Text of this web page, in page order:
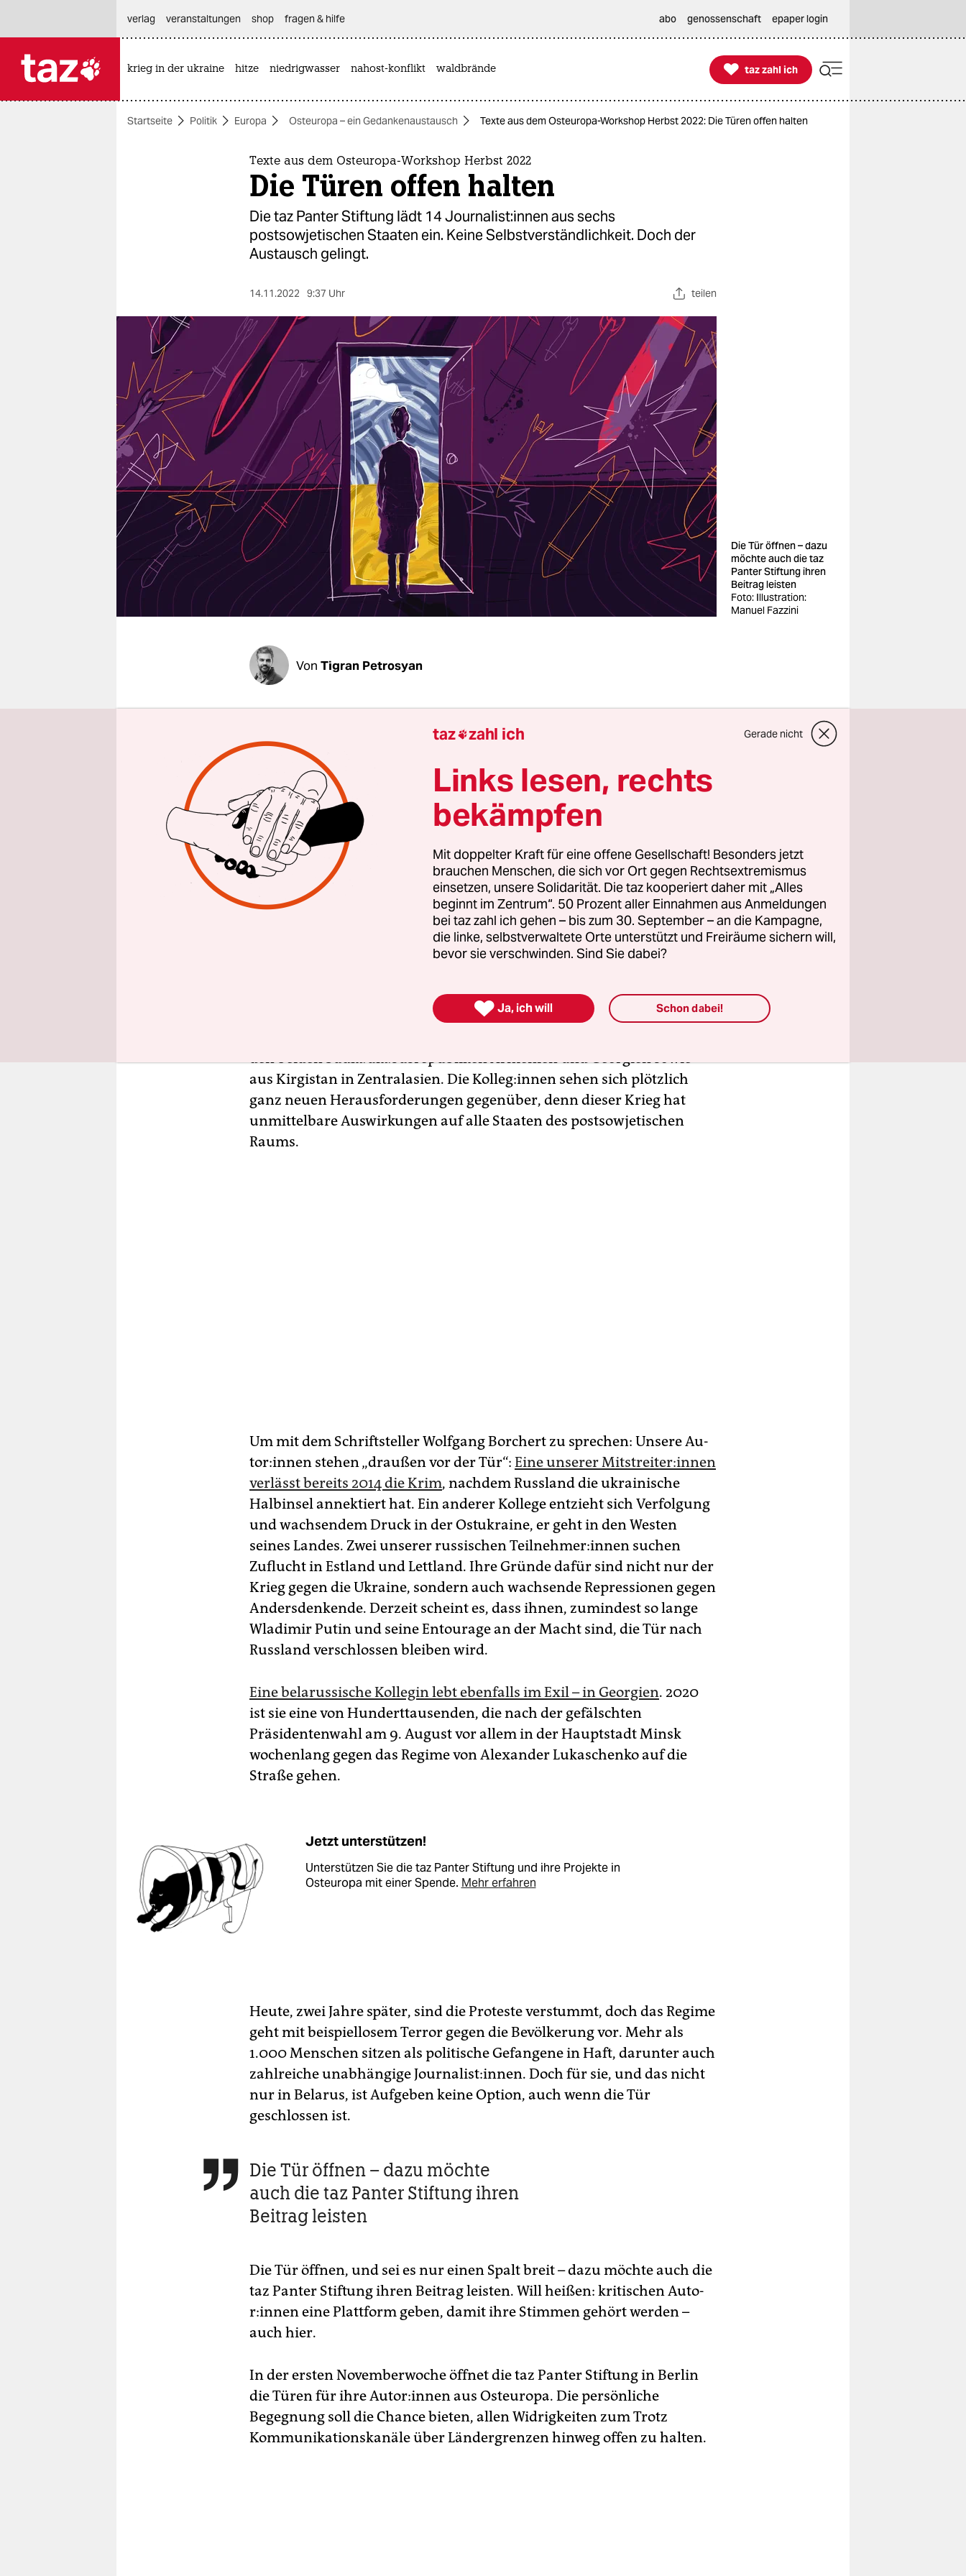
themen
berlin
nord
wahrheit
verlag
verlag
veranstaltungen
shop
fragen & hilfe
unterstützen
abo
genossenschaft
verlag
veranstaltungen shop fragen & hilfe abo genossenschaft epaper login
krieg in der ukraine hitze niedrigwasser nahost-konflikt waldbrände 
taz zahl ich
taz zahl ich
Startseite Politik Europa Osteuropa – ein Gedankenaustausch Texte aus dem Osteuropa-Workshop Herbst 2022: Die Türen offen halten
Texte aus dem Osteuropa-Workshop Herbst 2022
Die Türen offen halten
Die taz Panter Stiftung lädt 14 Jour­na­lis­t:in­nen aus sechs
postsowjetischen Staaten ein. Keine Selbstverständlichkeit. Doch der
Austausch gelingt.
14.11.2022 9:37 Uhr teilen
Die Tür öffnen – dazu
möchte auch die taz
Panter Stiftung ihren
Beitrag leisten
Foto: Illustration:
Manuel Fazzini
Von Tigran Petrosyan
Wenn am Ende des Tages die Sonne untergeht, zweifeln Menschen
bisweilen daran, ob sie sich am anderen Morgen wiedersehen werden.
Der 24. Februar 2022 ist eine Zäsur: Noch vor dem Aufstehen schlagen
die ersten russischen Raketen in mehreren ukrainischen Städten ein,
der Großangriff hat begonnen. Was viele als Beginn der russischen
Invasion wahrnehmen, ist jedoch nur die Fortsetzung eines seit
nunmehr acht Jahren andauernden Kriegs gegen das Nachbarland.
Im März 2022 startet die taz Panter Stiftungein Projekt:
Tagebucheinträge unter dem Titel: „Krieg und Frieden“, die fortan
regelmäßig in der taz erscheinen. Die Idee ist, das Kriegsgeschehen
und seine Bedeutung für den Alltag der Menschen aus
zu begleiten. 17 Jour­na­lis­t:in­nen sind bereit, bei dem Projekt
mitzumachen. Sie schreiben aus der Ukraine, Russland, Belarus,
den beiden Südkaukasusrepubliken Armenien und Georgien sowie
aus Kirgistan in Zentralasien. Die Kol­le­g:in­nen sehen sich plötzlich
ganz neuen Herausforderungen gegenüber, denn dieser Krieg hat
unmittelbare Auswirkungen auf alle Staaten des postsowjetischen
Raums.
Um mit dem Schriftsteller Wolfgang Borchert zu sprechen: Unsere Au­
to­r:in­nen stehen „draußen vor der Tür“: Eine unserer Mit­strei­te­r:in­nen
verlässt bereits 2014 die Krim, nachdem Russland die ukrainische
Halbinsel annektiert hat. Ein anderer Kollege entzieht sich Verfolgung
und wachsendem Druck in der Ost­ukrai­ne, er geht in den Westen
seines Landes. Zwei unserer russischen Teil­neh­me­r:in­nen suchen
Zuflucht in Estland und Lettland. Ihre Gründe dafür sind nicht nur der
Krieg gegen die Ukraine, sondern auch wachsende Repressionen gegen
Andersdenkende. Derzeit scheint es, dass ihnen, zumindest so lange
Wladimir Putin und seine Entourage an der Macht sind, die Tür nach
Russland verschlossen bleiben wird.
Eine belarussische Kollegin lebt ebenfalls im Exil – in Georgien. 2020
ist sie eine von Hunderttausenden, die nach der gefälschten
Präsidentenwahl am 9. August vor allem in der Hauptstadt Minsk
wochenlang gegen das Regime von Alexander Lukaschenko auf die
Straße gehen.
Jetzt unterstützen!
Unterstützen Sie die taz Panter Stiftung und ihre Projekte in
Osteuropa mit einer Spende. Mehr erfahren
Heute, zwei Jahre später, sind die Proteste verstummt, doch das Regime
geht mit beispiellosem Terror gegen die Bevölkerung vor. Mehr als
1.000 Menschen sitzen als politische Gefangene in Haft, darunter auch
zahlreiche unabhängige Jour­na­lis­t:in­nen. Doch für sie, und das nicht
nur in Belarus, ist Aufgeben keine Option, auch wenn die Tür
geschlossen ist.
 Die Tür öffnen – dazu möchte
auch die taz Panter Stiftung ihren
Beitrag leisten
Die Tür öffnen, und sei es nur einen Spalt breit – dazu möchte auch die
taz Panter Stiftung ihren Beitrag leisten. Will heißen: kritischen Au­to­
r:in­nen eine Plattform geben, damit ihre Stimmen gehört werden –
auch hier.
In der ersten Novemberwoche öffnet die taz Panter Stiftung in Berlin
die Türen für ihre Au­to­r:in­nen aus Osteuropa. Die persönliche
Begegnung soll die Chance bieten, allen Widrigkeiten zum Trotz
Kommunikationskanäle über Ländergrenzen hinweg offen zu halten.
taz zahl ich Gerade nicht
Links lesen, rechts
bekämpfen
Mit doppelter Kraft für eine offene Gesellschaft! Besonders jetzt
brauchen Menschen, die sich vor Ort gegen Rechtsextremismus
einsetzen, unsere Solidarität. Die taz kooperiert daher mit „Alles
beginnt im Zentrum“. 50 Prozent aller Einnahmen aus Anmeldungen
bei taz zahl ich gehen – bis zum 30. September – an die Kampagne,
die linke, selbstverwaltete Orte unterstützt und Freiräume sichern will,
bevor sie verschwinden. Sind Sie dabei?
 Ja, ich will Schon dabei!